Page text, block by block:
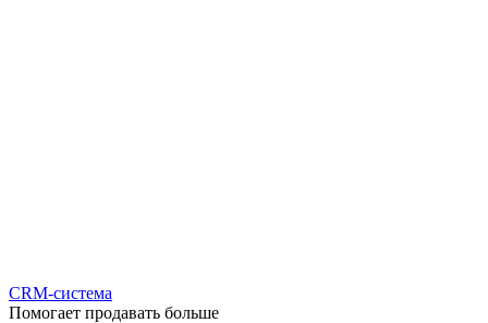
CRM-система
Помогает продавать больше